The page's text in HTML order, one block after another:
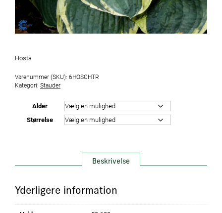
Hosta
Varenummer (SKU): 6HOSCHTR
Kategori: Stauder
Alder
Størrelse
Beskrivelse
Yderligere information